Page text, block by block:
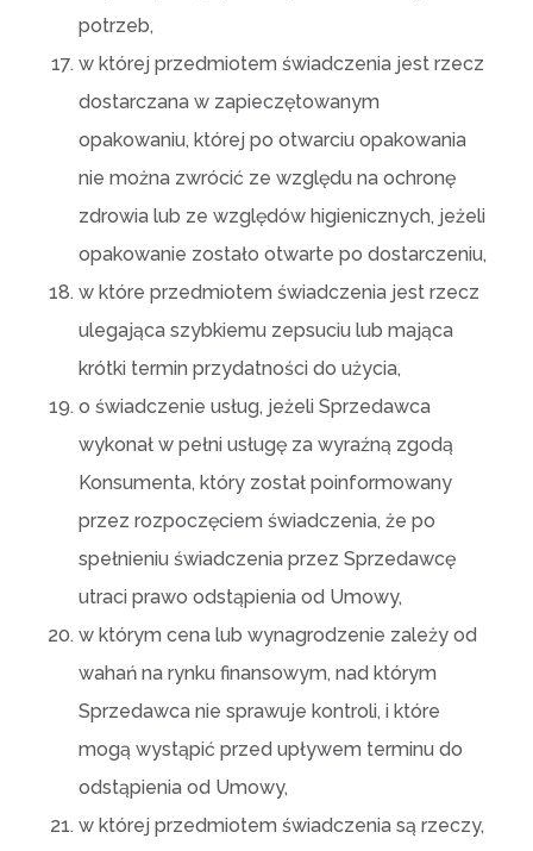
potrzeb,
w której przedmiotem świadczenia jest rzecz
dostarczana w zapieczętowanym
opakowaniu, której po otwarciu opakowania
nie można zwrócić ze względu na ochronę
zdrowia lub ze względów higienicznych, jeżeli
opakowanie zostało otwarte po dostarczeniu,
w które przedmiotem świadczenia jest rzecz
ulegająca szybkiemu zepsuciu lub mająca
krótki termin przydatności do użycia,
o świadczenie usług, jeżeli Sprzedawca
wykonał w pełni usługę za wyraźną zgodą
Konsumenta, który został poinformowany
przez rozpoczęciem świadczenia, że po
spełnieniu świadczenia przez Sprzedawcę
utraci prawo odstąpienia od Umowy,
w którym cena lub wynagrodzenie zależy od
wahań na rynku finansowym, nad którym
Sprzedawca nie sprawuje kontroli, i które
mogą wystąpić przed upływem terminu do
odstąpienia od Umowy,
w której przedmiotem świadczenia są rzeczy,